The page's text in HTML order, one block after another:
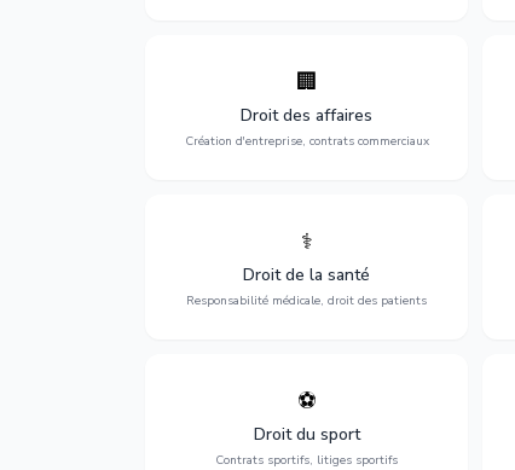
🏢
Droit des affaires
Création d'entreprise, contrats commerciaux
Accompagnement complet pour votre
entreprise : création, contrats
commerciaux, concurrence et litiges.
⚕️
Droit de la santé
Responsabilité médicale, droit des patients
Défense de vos droits médicaux : erreurs
médicales, responsabilité des praticiens
et indemnisation.
⚽
Droit du sport
Contrats sportifs, litiges sportifs
Expertise en droit sportif : contrats de
sportifs, transferts, sponsoring et
contentieux.